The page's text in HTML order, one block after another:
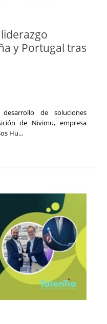
y Portugal tras
de soluciones
de Nivimu, empresa
Hu...